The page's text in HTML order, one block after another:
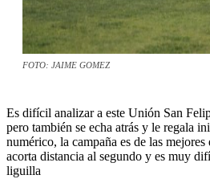
FOTO: JAIME GOMEZ
Es difícil analizar a este Unión San
pero también se echa atrás y le regala
numérico, la campaña es de las
acorta distancia al segundo y es muy
liguilla